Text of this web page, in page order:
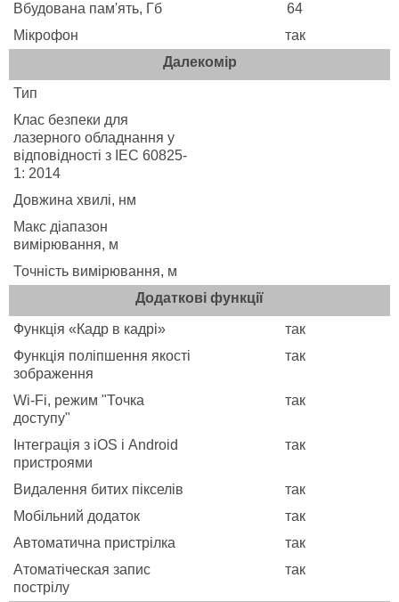
Вбудована пам'ять, Гб
64
Мікрофон
так
Далекомір
Тип
Клас безпеки для
лазерного обладнання у
відповідності з IEC 60825-
1: 2014
Довжина хвилі, нм
Макс діапазон
вимірювання, м
Точність вимірювання, м
Додаткові функції
Функція «Кадр в кадрі»
так
Функція поліпшення якості
зображення
так
Wi-Fi, режим "Точка
доступу"
так
Інтеграція з iOS і Android
пристроями
так
Видалення битих пікселів
так
Мобільний додаток
так
Автоматична пристрілка
так
Атоматіческая запис
пострілу
так